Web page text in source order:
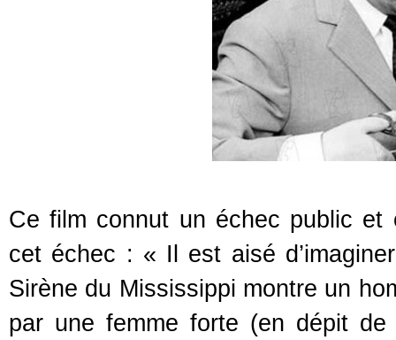
Ce film connut un échec public
cet échec : « Il est aisé
Sirène du Mississippi montre un
par une femme forte (en dépit